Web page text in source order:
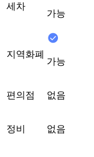
세차
가능
지역화폐
가능
편의점 없음
정비 없음